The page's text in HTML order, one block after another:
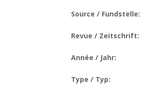
Source / Fundstelle:
Revue / Zeitschrift:
Année / Jahr:
Type / Typ: